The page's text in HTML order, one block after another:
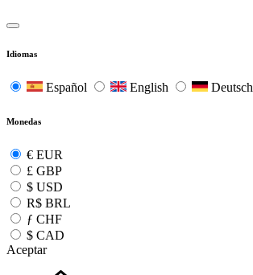
Idiomas
Español English Deutsch
Monedas
€ EUR
£ GBP
$ USD
R$ BRL
ƒ CHF
$ CAD
Aceptar